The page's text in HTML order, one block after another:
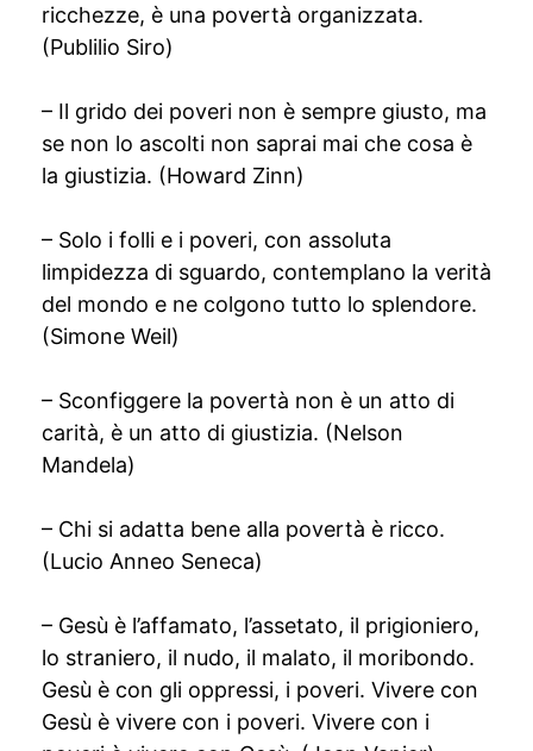
ricchezze, è una povertà organizzata.
(Publilio Siro)
– Il grido dei poveri non è sempre giusto, ma
se non lo ascolti non saprai mai che cosa è
la giustizia. (Howard Zinn)
– Solo i folli e i poveri, con assoluta
limpidezza di sguardo, contemplano la verità
del mondo e ne colgono tutto lo splendore.
(Simone Weil)
– Sconfiggere la povertà non è un atto di
carità, è un atto di giustizia. (Nelson
Mandela)
– Chi si adatta bene alla povertà è ricco.
(Lucio Anneo Seneca)
– Gesù è l’affamato, l’assetato, il prigioniero,
lo straniero, il nudo, il malato, il moribondo.
Gesù è con gli oppressi, i poveri. Vivere con
Gesù è vivere con i poveri. Vivere con i